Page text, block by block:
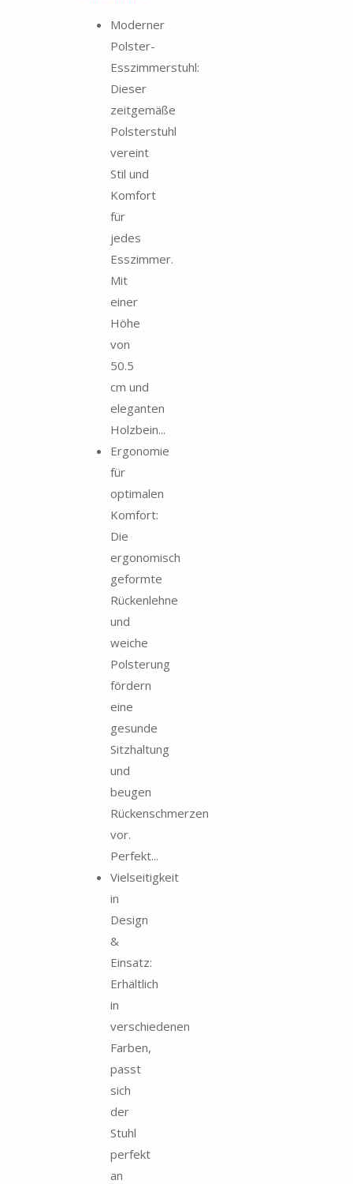
Moderner
Polster-
Esszimmerstuhl:
Dieser
zeitgemäße
Polsterstuhl
vereint
Stil und
Komfort
für
jedes
Esszimmer.
Mit
einer
Höhe
von
50.5
cm und
eleganten
Holzbein...
Ergonomie
für
optimalen
Komfort:
Die
ergonomisch
geformte
Rückenlehne
und
weiche
Polsterung
fördern
eine
gesunde
Sitzhaltung
und
beugen
Rückenschmerzen
vor.
Perfekt...
Vielseitigkeit
in
Design
&
Einsatz:
Erhältlich
in
verschiedenen
Farben,
passt
sich
der
Stuhl
perfekt
an